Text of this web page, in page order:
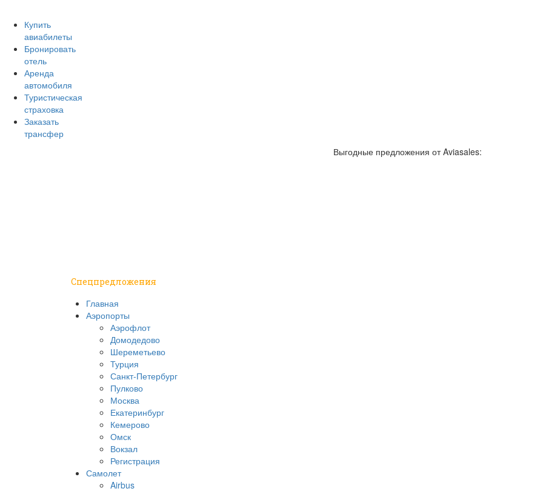
Купить
авиабилеты
Бронировать
отель
Аренда
автомобиля
Туристическая
страховка
Заказать
трансфер
Выгодные предложения от Aviasales:
Спецпредложения
Главная
Аэропорты
Аэрофлот
Домодедово
Шереметьево
Турция
Санкт-Петербург
Пулково
Москва
Екатеринбург
Кемерово
Омск
Вокзал
Регистрация
Самолет
Airbus